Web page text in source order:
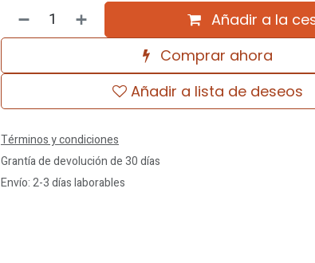
Añadir a la
Comprar ahora
Añadir a lista de deseos
Términos y condiciones
Grantía de devolución de 30 días
Envío: 2-3 días laborables